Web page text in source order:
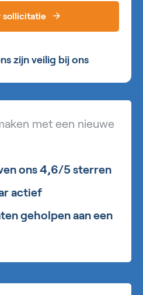
sollicitatie
zijn veilig bij ons
met een nieuwe
ons 4,6/5 sterren
actief
geholpen aan een